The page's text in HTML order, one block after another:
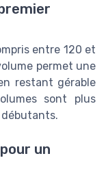
entre 120 et
permet une
restant gérable
sont plus
un